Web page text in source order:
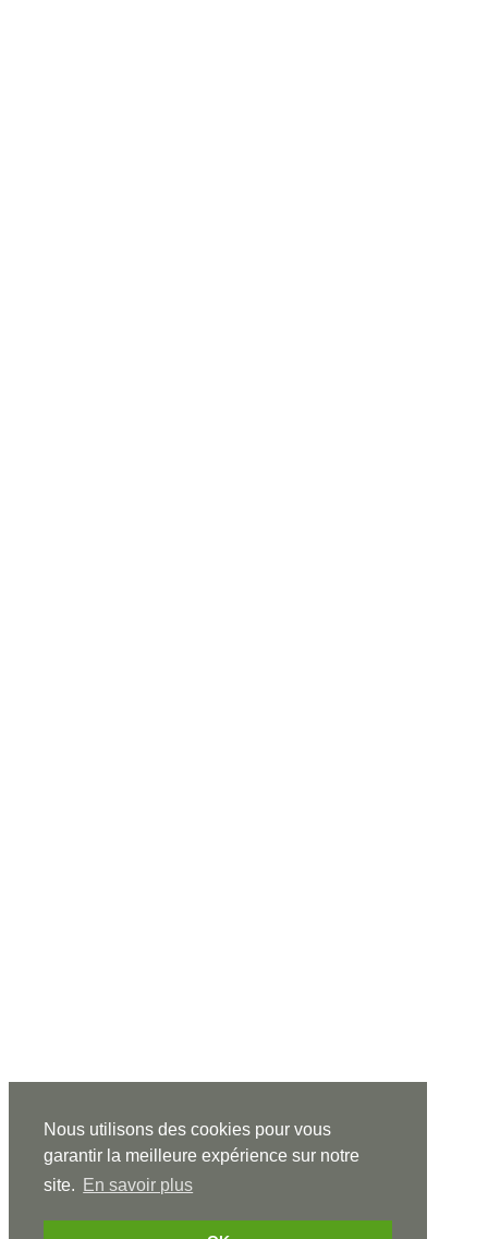
Nous utilisons des cookies pour vous
garantir la meilleure expérience sur notre
site.
En savoir plus